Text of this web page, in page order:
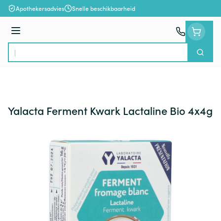
Ga naar de inhoud
Apothekersadvies Snelle beschikbaarheid
Menu
Product, merk, categorie...
Zoek
Yalacta Ferment Kwark Lactaline Bio 4x4g